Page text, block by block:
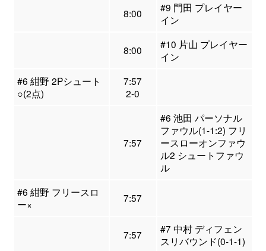
8:00
#9 門田 プレイヤー
イン
8:00
#10 片山 プレイヤー
イン
#6 紺野 2Pシュート
○(2点)
7:57
2-0
7:57
#6 池田 パーソナル
ファウル(1-1:2) フリ
ースローオンファウ
ル2 シュートファウ
ル
#6 紺野 フリースロ
ー×
7:57
7:57
#7 中村 ディフェン
スリバウンド(0-1-1)